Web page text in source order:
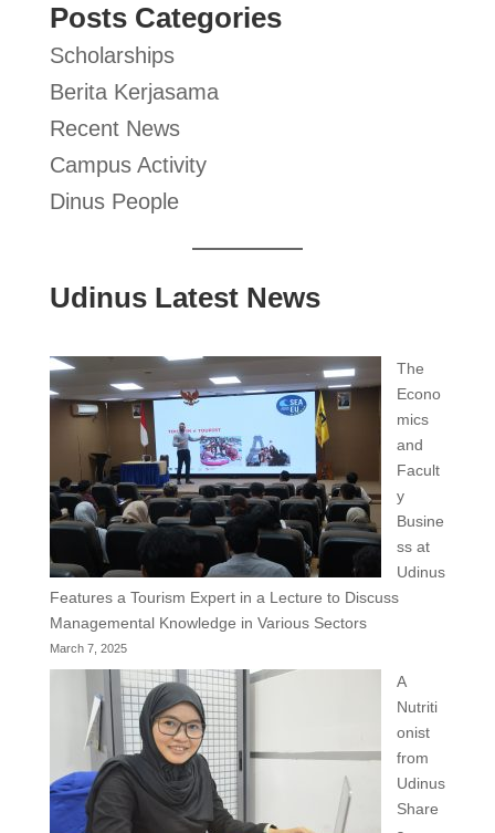
Posts Categories
Scholarships
Berita Kerjasama
Recent News
Campus Activity
Dinus People
Udinus Latest News
The
Econo
mics
and
Facult
y
Busine
ss at
Udinus
Features a Tourism Expert in a Lecture to Discuss
Managemental Knowledge in Various Sectors
March 7, 2025
A
Nutriti
onist
from
Udinus
Share